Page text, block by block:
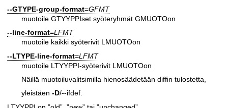
--GTYPE-group-format=GFMT
muotoile GTYYPPIset syöteryhmät GMUOTOon
--line-format=LFMT
muotoile kaikki syöterivit LMUOTOon
--LTYPE-line-format=LFMT
muotoile LTYYPPI-syöterivit LMUOTOon
Näillä muotoiluvalitsimilla hienosäädetään diffin tulostetta,
yleistäen -D/--ifdef.